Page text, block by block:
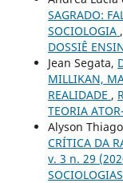
SAGRADO:
SOCIOLOGIA ,
DOSSIÊ
Jean Segata,
MILLIKAN,
REALIDADE ,
TEORIA
Alyson
CRÍTICA DA
v. 3 n. 29